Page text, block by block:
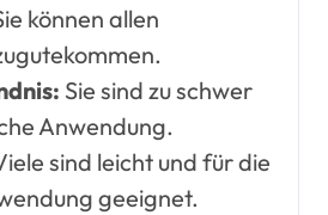
können allen
Sie sind zu schwer
Anwendung.
sind leicht und für die
geeignet.